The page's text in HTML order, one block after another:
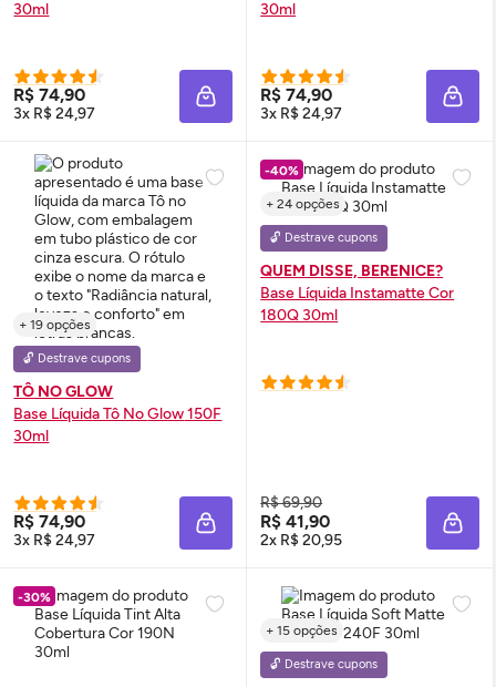
30ml
R$ 74,90
3x R$ 24,97 ADICIONAR À SACOLA
30ml
R$ 74,90
3x R$ 24,97
+ 19 opções
🔓 Destrave cupons
TÔ NO GLOW
Base Líquida Tô NoGlow150F
30ml
R$ 74,90
3x R$ 24,97 ADICIONAR À SACOLA
-40%
+ 24 opções
🔓 Destrave cupons
QUEM DISSE, BERENICE?
Base Líquida Instamatte Cor
180Q 30ml
R$ 69,90
R$ 41,90
2x R$ 20,95
-30%
+ 15 opções
🔓 Destrave cupons